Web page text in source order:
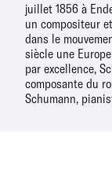
juillet 1856 à
un compositeur
dans le
siècle une
par excellence,
composante du
Schumann,